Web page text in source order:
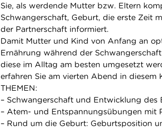
Sie, als werdende Mutter bzw. Eltern
Schwangerschaft, Geburt, die erste Zeit
der Partnerschaft informiert.
Damit Mutter und Kind von Anfang an
Ernährung während der
diese im Alltag am besten umgesetzt
erfahren Sie am vierten Abend in diesem
THEMEN:
– Schwangerschaft und Entwicklung des
– Atem- und Entspannungsübungen mit
– Rund um die Geburt: Geburtsposition